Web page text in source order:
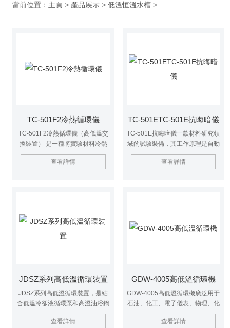
當前位置： 主頁> 產品展示> 低溫恒溫水槽>
TC-501F2冷熱循環儀
TC-501F2冷熱循環儀（高低溫交
換裝置） 是一種將實驗材料冷熱
循環的新型產品，可用于測定材料
的溫度疲勞老化性能，為材料試驗
一個溫區的水槽放回到原來溫區水
槽，如此反復循環使用。
查看詳情
TC-501ETC-501E抗晦暗儀
TC-501E抗晦暗儀一款材料研究領
域的試驗裝備，其工作原理是自動
將實驗樣品放置到一個特定的恒溫
液槽內，等達到設定時間后再將樣
以及相關牙科材料實驗研究領域。
查看詳情
JDSZ系列高低溫循環裝置
JDSZ系列高低溫循環裝置，是結
合低溫冷卻液循環泵和高溫油浴鍋
兩種產品特點開發生產的新型高低
溫循環一體機設備，將高、中、低
查看詳情
GDW-4005高低溫循環機
GDW-4005高低溫循環機廣泛用于
石油、化工、電子儀表、物理、化
學、生物工程、醫藥衛生、生命科
學、輕工食品、物性測試及化學分
查看詳情